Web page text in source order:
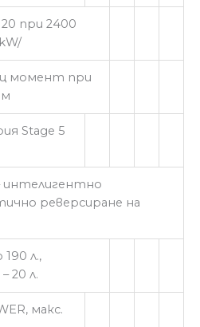
при 2400
момент при
Stage 5
интелигентно
реверсиране на
л.,
20 л.
макс.